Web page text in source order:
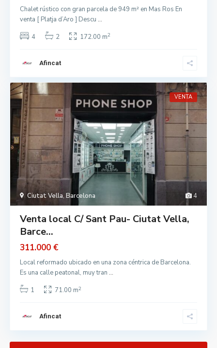
Chalet rústico con gran parcela de 949 m² en Mas Ros En
venta [ Platja d’Aro ] Descu ...
4
2 172.00 m2
Afincat
4
Ciutat Vella, Barcelona
VENTA
Venta local C/ Sant Pau- Ciutat Vella,
Barce...
311.000 €
Local reformado ubicado en una zona céntrica de Barcelona.
Es una calle peatonal, muy tran ...
1
71.00 m2
Afincat